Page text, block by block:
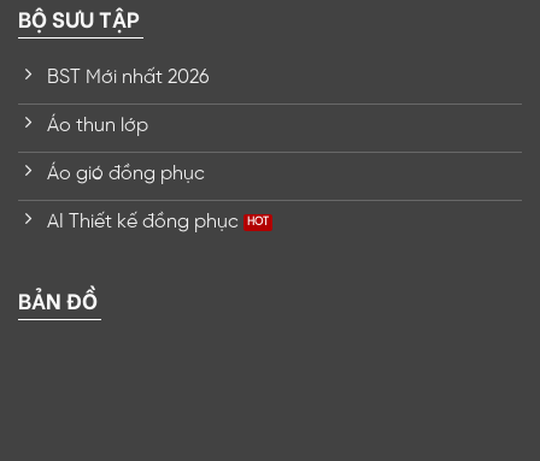
BỘ SƯU TẬP
BST Mới nhất 2026
Áo thun lớp
Áo gió đồng phục
AI Thiết kế đồng phục
BẢN ĐỒ